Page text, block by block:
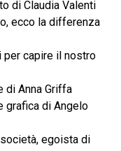
di Claudia Valenti
ecco la differenza
capire il nostro
di Anna Griffa
grafica di Angelo
egoista di